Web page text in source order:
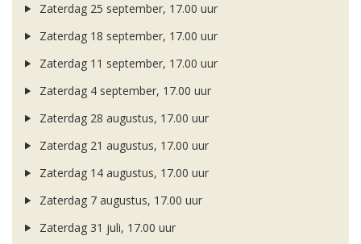
Zaterdag 25 september, 17.00 uur
Zaterdag 18 september, 17.00 uur
Zaterdag 11 september, 17.00 uur
Zaterdag 4 september, 17.00 uur
Zaterdag 28 augustus, 17.00 uur
Zaterdag 21 augustus, 17.00 uur
Zaterdag 14 augustus, 17.00 uur
Zaterdag 7 augustus, 17.00 uur
Zaterdag 31 juli, 17.00 uur